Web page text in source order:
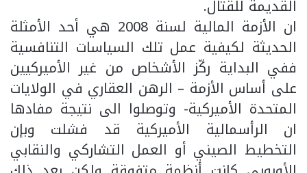
القديمة للقتال.
ان الأزمة المالية لسنة 2008 هي أحد الأمثلة
الحديثة لكيفية عمل تلك السياسات التنافسية
ففي البداية ركّز الأشخاص من غير الأميركيين
على أساس الأزمة – الرهن العقاري في الولايات
المتحدة الأميركية- وتوصلوا الى نتيجة مفادها
ان الرأسمالية الأميركية قد فشلت وبإن
التخطيط الصيني أو العمل التشاركي والنقابي